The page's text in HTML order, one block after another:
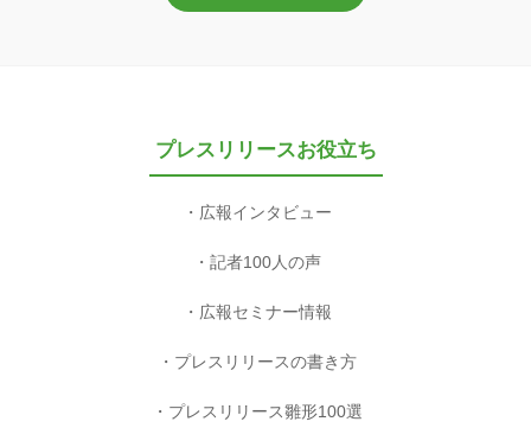
プレスリリースお役立ち
広報インタビュー
記者100人の声
広報セミナー情報
プレスリリースの書き方
プレスリリース雛形100選